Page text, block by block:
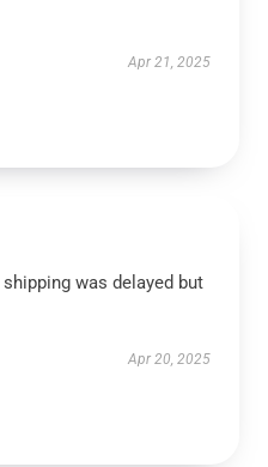
Apr 21, 2025
was delayed but
Apr 20, 2025